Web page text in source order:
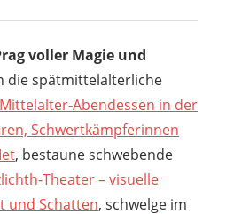
voller Magie und
die spätmittelalterliche
Mittelalter‑Abendessen in der
Schwertkämpferinnen
, bestaune schwebende
– visuelle
und Schatten, schwelge im